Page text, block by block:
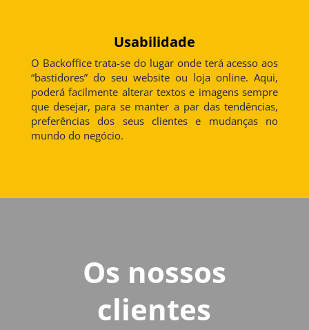
Usabilidade
O Backoffice trata-se do lugar onde terá acesso aos
“bastidores” do seu website ou loja online. Aqui,
poderá facilmente alterar textos e imagens sempre
que desejar, para se manter a par das tendências,
preferências dos seus clientes e mudanças no
mundo do negócio.
Os nossos
clientes